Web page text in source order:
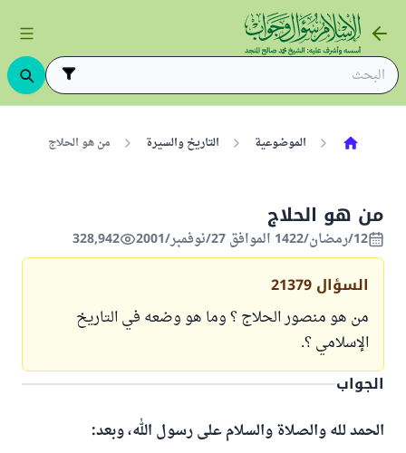
الموضوعية التاريخ والسيرة من هو الحلاج
من هو الحلاج
12/رمضان/1422 الموافق 27/نوفمبر/2001 328,942
السؤال 21379
من هو منصور الحلاج ؟ وما هو وضعه في التاريخ
الإسلامي ؟.
الجواب
الحمد لله والصلاة والسلام على رسول الله، وبعد: